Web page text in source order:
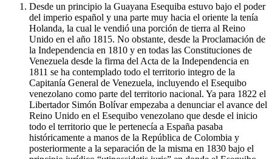
Desde un principio la Guayana Esequiba estuvo bajo el poder
del imperio español y una parte muy hacia el oriente la tenía
Holanda, la cual le vendió una porción de tierra al Reino
Unido en el año 1815. No obstante, desde la Proclamación de
la Independencia en 1810 y en todas las Constituciones de
Venezuela desde la firma del Acta de la Independencia en
1811 se ha contemplado todo el territorio integro de la
Capitanía General de Venezuela, incluyendo el Esequibo
venezolano como parte del territorio nacional. Ya para 1822 el
Libertador Simón Bolívar empezaba a denunciar el avance del
Reino Unido en el Esequibo venezolano que desde el inicio
todo el territorio que le pertenecía a España pasaba
históricamente a manos de la República de Colombia y
posteriormente a la separación de la misma en 1830 bajo el